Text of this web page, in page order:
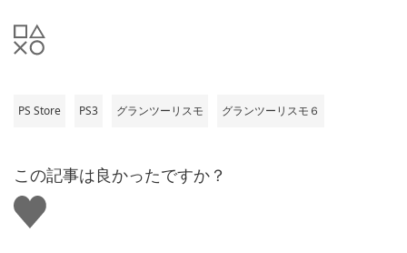
PS Store PS3 グランツーリスモ グランツーリスモ６
この記事は良かったですか？
い
い